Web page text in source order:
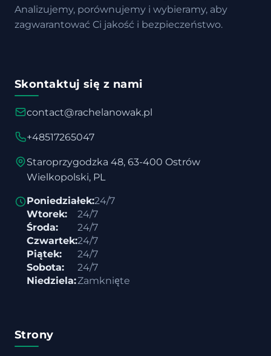
Analizujemy, porównujemy i wybieramy, aby
zagwarantować Ci jakość i bezpieczeństwo.
Skontaktuj się z nami
contact@rachelanowak.pl
+48517265047
Staroprzygodzka 48, 63-400 Ostrów
Wielkopolski, PL
Poniedziałek:24/7
Wtorek:
24/7
Środa:
24/7
Czwartek:24/7
Piątek:
24/7
Sobota:
24/7
Niedziela:Zamknięte
Strony